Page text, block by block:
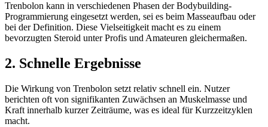
Trenbolon kann in verschiedenen Phasen der Bodybuilding-
Programmierung eingesetzt werden, sei es beim Masseaufbau oder
bei der Definition. Diese Vielseitigkeit macht es zu einem
bevorzugten Steroid unter Profis und Amateuren gleichermaßen.
2. Schnelle Ergebnisse
Die Wirkung von Trenbolon setzt relativ schnell ein. Nutzer
berichten oft von signifikanten Zuwächsen an Muskelmasse und
Kraft innerhalb kurzer Zeiträume, was es ideal für Kurzzeitzyklen
macht.